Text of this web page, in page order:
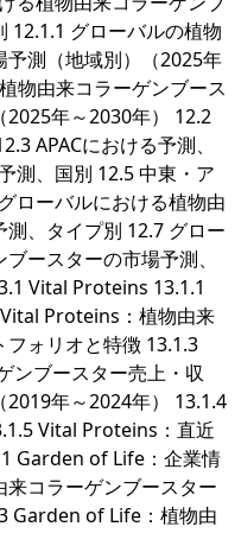
12.1.1 グローバルの植物
測（地域別）（2025年
物由来コラーゲンブース
2025年～2030年） 12.2
APACにおける予測、
測、国別 12.5 中東・ア
ローバルにおける植物由
、タイプ別 12.7 グロー
ースターの市場予測、
Vital Proteins 13.1.1
Proteins：植物由来
ォリオと特徴 13.1.3
ンブースター売上・収
年～2024年） 13.1.4
Vital Proteins：直近
Garden of Life：企業情
コラーゲンブースター
Garden of Life：植物由